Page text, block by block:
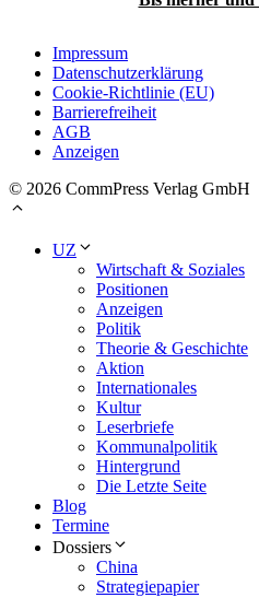
Impressum
Datenschutzerklärung
Cookie-Richtlinie (EU)
Barrierefreiheit
AGB
Anzeigen
© 2026 CommPress Verlag GmbH
UZ
Wirtschaft & Soziales
Positionen
Anzeigen
Politik
Theorie & Geschichte
Aktion
Internationales
Kultur
Leserbriefe
Kommunalpolitik
Hintergrund
Die Letzte Seite
Blog
Termine
Dossiers
China
Strategiepapier